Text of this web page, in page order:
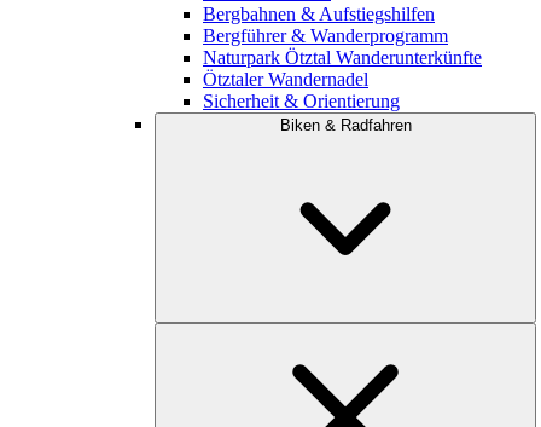
Bergbahnen & Aufstiegshilfen
Bergführer & Wanderprogramm
Naturpark Ötztal Wanderunterkünfte
Ötztaler Wandernadel
Sicherheit & Orientierung
Biken & Radfahren